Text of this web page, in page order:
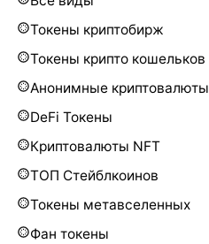
Токены криптобирж
Токены крипто кошельков
Анонимные криптовалюты
DeFi Токены
Криптовалюты NFT
ТОП Стейблкоинов
Токены метавселенных
Фан токены